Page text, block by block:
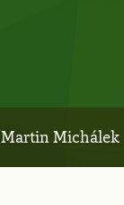
Martin Michálek